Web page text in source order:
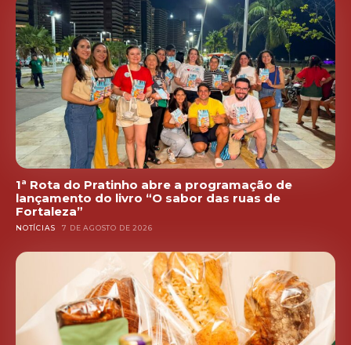
1ª Rota do Pratinho abre a programação de
lançamento do livro “O sabor das ruas de
Fortaleza”
NOTÍCIAS 7 DE AGOSTO DE 2026